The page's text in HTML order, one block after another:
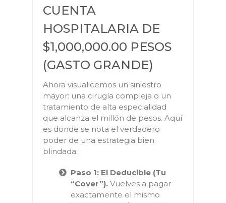
CUENTA
HOSPITALARIA DE
$1,000,000.00 PESOS
(GASTO GRANDE)
Ahora visualicemos un siniestro
mayor: una cirugía compleja o un
tratamiento de alta especialidad
que alcanza el millón de pesos. Aquí
es donde se nota el verdadero
poder de una estrategia bien
blindada.
Paso 1: El Deducible (Tu
“Cover”). Vuelves a pagar
exactamente el mismo